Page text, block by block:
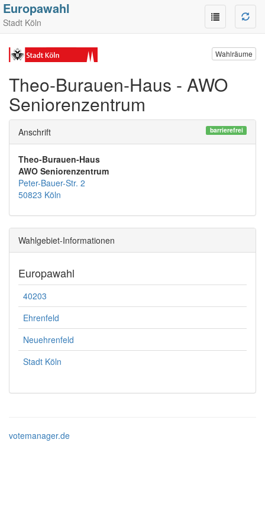
Europawahl
Stadt Köln
Wahlräume
Theo-Burauen-Haus - AWO
Seniorenzentrum
Anschrift barrierefrei
Theo-Burauen-Haus
AWO Seniorenzentrum
Peter-Bauer-Str. 2
50823 Köln
Wahlgebiet-Informationen
Europawahl
40203
Ehrenfeld
Neuehrenfeld
Stadt Köln
votemanager.de